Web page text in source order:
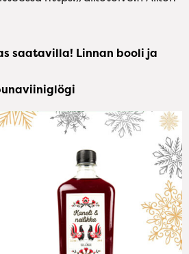
saatavilla! Linnan booli ja